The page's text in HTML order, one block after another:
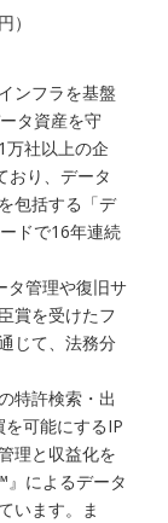
）
ンフラを基盤
タ資産を守
万社以上の企
おり、データ
包括する「デ
ドで16年連続
タ管理や復旧サ
賞を受けたフ
じて、法務分
特許検索・出
可能にするIP
理と収益化を
によるデータ
います。ま